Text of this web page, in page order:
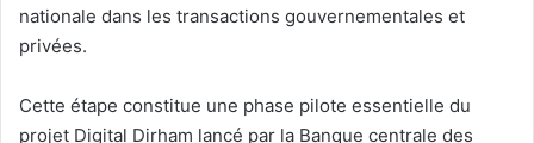
nationale dans les transactions gouvernementales et
privées.
Cette étape constitue une phase pilote essentielle du
projet Digital Dirham lancé par la Banque centrale des